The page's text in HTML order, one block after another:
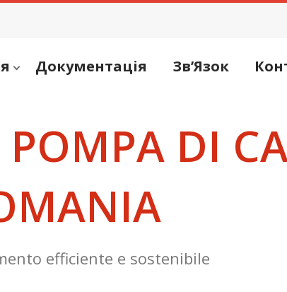
Документація Зв’Язок
DI
efficiente e sostenibile